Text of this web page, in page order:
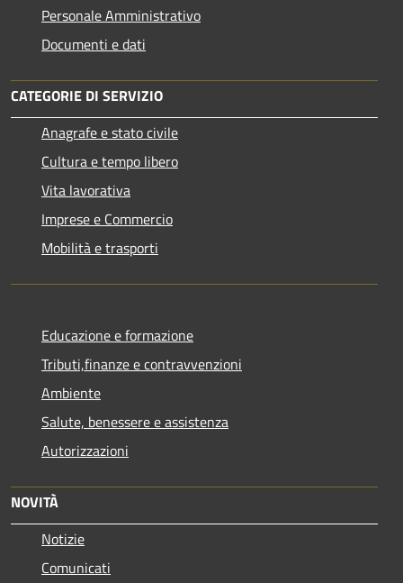
Personale Amministrativo
Documenti e dati
CATEGORIE DI SERVIZIO
Anagrafe e stato civile
Cultura e tempo libero
Vita lavorativa
Imprese e Commercio
Mobilità e trasporti
Educazione e formazione
Tributi,finanze e contravvenzioni
Ambiente
Salute, benessere e assistenza
Autorizzazioni
NOVITÀ
Notizie
Comunicati